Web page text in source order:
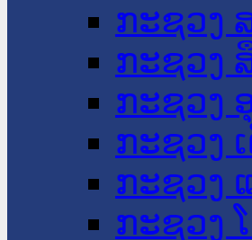
ກະຊວງ
ກະຊວງ
ກະຊວງ
ກະຊວງ
ກະຊວງ
ກະຊວງ